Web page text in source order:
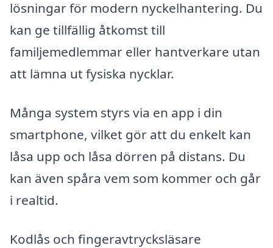
lösningar för modern nyckelhantering. Du
kan ge tillfällig åtkomst till
familjemedlemmar eller hantverkare utan
att lämna ut fysiska nycklar.
Många system styrs via en app i din
smartphone, vilket gör att du enkelt kan
låsa upp och låsa dörren på distans. Du
kan även spåra vem som kommer och går
i realtid.
Kodlås och fingeravtrycksläsare